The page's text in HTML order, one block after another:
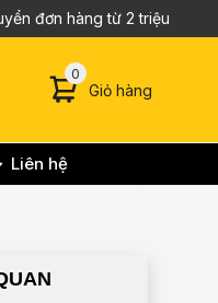
đơn hàng từ 2 triệu
00 sản phẩm trong
Giỏ hàng
Liên hệ